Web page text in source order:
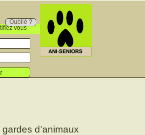
vous
Oublié ?
gardes d'animaux